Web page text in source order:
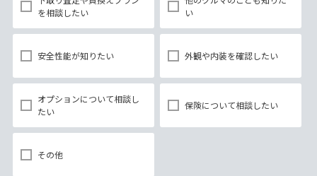
を相談したい
い
安全性能が知りたい 外観や内装を確認したい
オプションについて相談し
たい
保険について相談したい
その他